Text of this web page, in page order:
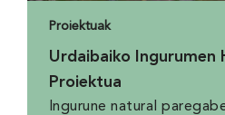
Proiektuak
Urdaibaiko Ingurumen
Proiektua
Ingurune natural